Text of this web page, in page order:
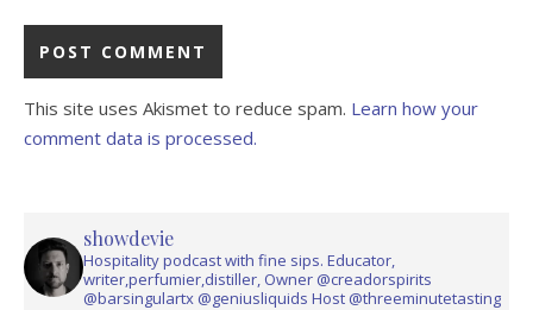
This site uses Akismet to reduce spam. Learn how your
comment data is processed.
showdevie
Hospitality podcast with fine sips. Educator,
writer,perfumier,distiller, Owner @creadorspirits
@barsingulartx @geniusliquids Host @threeminutetasting